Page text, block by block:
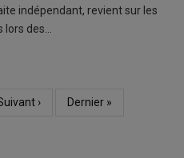
indépendant, revient sur les
des…
›
Dernière
Dernier »